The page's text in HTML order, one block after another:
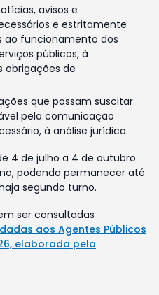
avisos e
e estritamente
ao funcionamento dos
públicos, à
obrigações de
que possam suscitar
pela comunicação
à análise jurídica.
4 de julho a 4 de outubro
podendo permanecer até
segundo turno.
ser consultadas
aos Agentes Públicos
elaborada pela